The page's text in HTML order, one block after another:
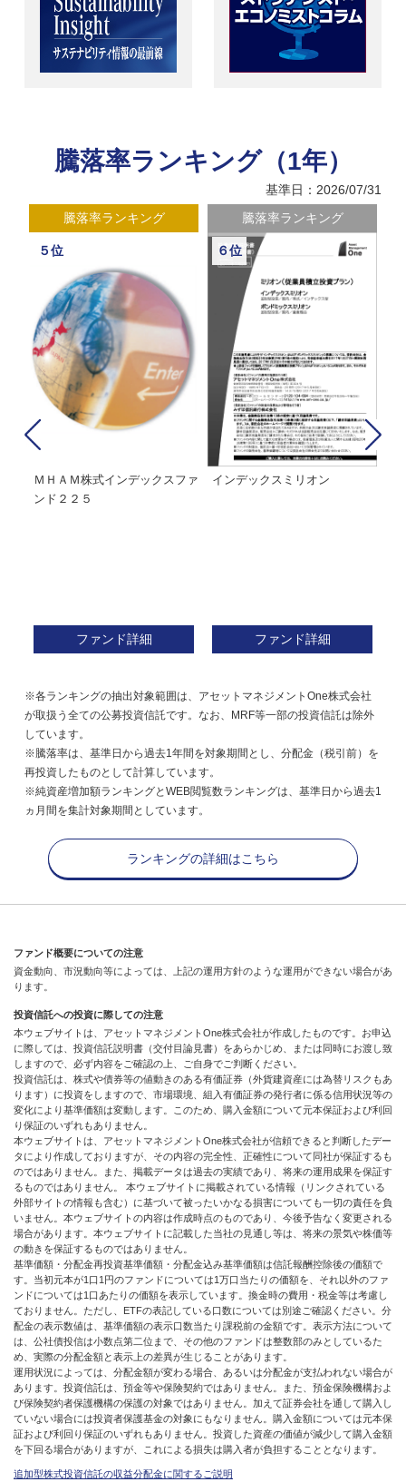
騰落率ランキング（1年）
基準日：2026/07/31
騰落率ランキング
５位
ＭＨＡＭ株式インデックスファ
ンド２２５
ファンド詳細
騰落率ランキング
６位
インデックスミリオン
ファンド詳細
※各ランキングの抽出対象範囲は、アセットマネジメントOne株式会社
が取扱う全ての公募投資信託です。なお、MRF等一部の投資信託は除外
しています。
※騰落率は、基準日から過去1年間を対象期間とし、分配金（税引前）を
再投資したものとして計算しています。
※純資産増加額ランキングとWEB閲覧数ランキングは、基準日から過去1
ヵ月間を集計対象期間としています。
ランキングの詳細はこちら
ファンド概要についての注意
資金動向、市況動向等によっては、上記の運用方針のような運用ができない場合があ
ります。
投資信託への投資に際しての注意
本ウェブサイトは、アセットマネジメントOne株式会社が作成したものです。お申込
に際しては、投資信託説明書（交付目論見書）をあらかじめ、または同時にお渡し致
しますので、必ず内容をご確認の上、ご自身でご判断ください。
投資信託は、株式や債券等の値動きのある有価証券（外貨建資産には為替リスクもあ
ります）に投資をしますので、市場環境、組入有価証券の発行者に係る信用状況等の
変化により基準価額は変動します。このため、購入金額について元本保証および利回
り保証のいずれもありません。
本ウェブサイトは、アセットマネジメントOne株式会社が信頼できると判断したデー
タにより作成しておりますが、その内容の完全性、正確性について同社が保証するも
のではありません。また、掲載データは過去の実績であり、将来の運用成果を保証す
るものではありません。 本ウェブサイトに掲載されている情報（リンクされている
外部サイトの情報も含む）に基づいて被ったいかなる損害についても一切の責任を負
いません。本ウェブサイトの内容は作成時点のものであり、今後予告なく変更される
場合があります。本ウェブサイトに記載した当社の見通し等は、将来の景気や株価等
の動きを保証するものではありません。
基準価額・分配金再投資基準価額・分配金込み基準価額は信託報酬控除後の価額で
す。当初元本が1口1円のファンドについては1万口当たりの価額を、それ以外のファ
ンドについては1口あたりの価額を表示しています。換金時の費用・税金等は考慮し
ておりません。ただし、ETFの表記している口数については別途ご確認ください。分
配金の表示数値は、基準価額の表示口数当たり課税前の金額です。表示方法について
は、公社債投信は小数点第二位まで、その他のファンドは整数部のみとしているた
め、実際の分配金額と表示上の差異が生じることがあります。
運用状況によっては、分配金額が変わる場合、あるいは分配金が支払われない場合が
あります。投資信託は、預金等や保険契約ではありません。また、預金保険機構およ
び保険契約者保護機構の保護の対象ではありません。加えて証券会社を通して購入し
ていない場合には投資者保護基金の対象にもなりません。購入金額については元本保
証および利回り保証のいずれもありません。投資した資産の価値が減少して購入金額
を下回る場合がありますが、これによる損失は購入者が負担することとなります。
追加型株式投資信託の収益分配金に関するご説明